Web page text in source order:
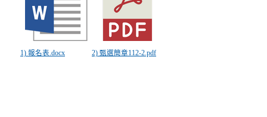
1) 報名表.docx 2) 甄選簡章112-2.pdf